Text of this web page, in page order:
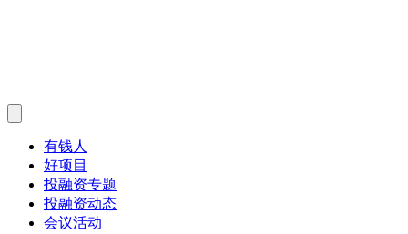
有钱人
好项目
投融资专题
投融资动态
会议活动